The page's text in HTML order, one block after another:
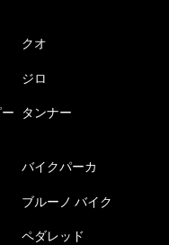
クオ
ジロ
タンナー
バイクパーカ
ブルーノ バイク
ペダレッド